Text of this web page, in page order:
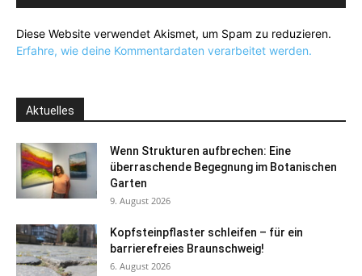
Diese Website verwendet Akismet, um Spam zu reduzieren.
Erfahre, wie deine Kommentardaten verarbeitet werden.
Aktuelles
Wenn Strukturen aufbrechen: Eine
überraschende Begegnung im Botanischen
Garten
9. August 2026
Kopfsteinpflaster schleifen – für ein
barrierefreies Braunschweig!
6. August 2026